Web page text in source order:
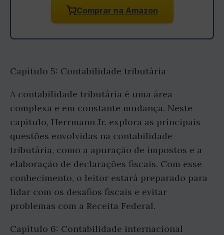
Comprar na Amazon
Capítulo 5: Contabilidade tributária
A contabilidade tributária é uma área
complexa e em constante mudança. Neste
capítulo, Herrmann Jr. explora as principais
questões envolvidas na contabilidade
tributária, como a apuração de impostos e a
elaboração de declarações fiscais. Com esse
conhecimento, o leitor estará preparado para
lidar com os desafios fiscais e evitar
problemas com a Receita Federal.
Capítulo 6: Contabilidade internacional